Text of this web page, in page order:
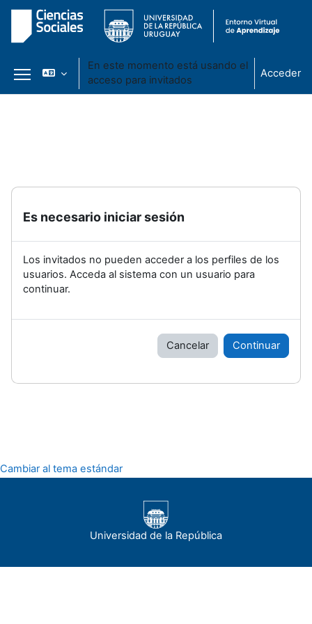
Panel lateral
En este momento está usando el
acceso para invitados
Acceder
Es necesario iniciar sesión
Los invitados no pueden acceder a los perfiles de los
usuarios. Acceda al sistema con un usuario para
continuar.
Cancelar Continuar
Cambiar al tema estándar
Universidad de la República